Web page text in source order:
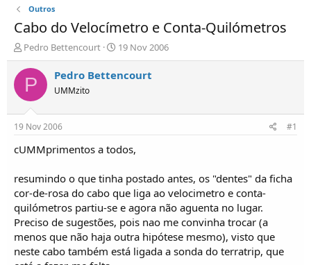
Outros
Cabo do Velocímetro e Conta-Quilómetros
I
n
i
i
d
o
r
T
ó
p
i
c
s
Pedro Bettencourt
D
a
t
í
o
19 Nov 2006
P Pedro Bettencourt
UMMzito
19 Nov 2006 #1
cUMMprimentos a todos,
resumindo o que tinha postado antes, os "dentes" da ficha
cor-de-rosa do cabo que liga ao velocimetro e conta-
quilómetros partiu-se e agora não aguenta no lugar.
Preciso de sugestões, pois nao me convinha trocar (a
menos que não haja outra hipótese mesmo), visto que
neste cabo também está ligada a sonda do terratrip, que